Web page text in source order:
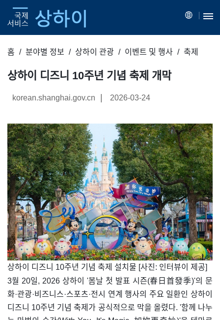
홈 분야별 정보 상하이 관광 이벤트 및 행사 축제
상하이 디즈니 10주년 기념 축제 개막
korean.shanghai.gov.cn | 2026-03-24
​상하이 디즈니 10주년 기념 축제 설치물 [사진: 인터뷰이 제공]
3월 20일, 2026 상하이 '봄날 첫 발표 시즌(春日首發季)'의 문
화·관광·비즈니스·스포츠·전시 연계 행사의 주요 일환인 상하이
디즈니 10주년 기념 축제가 공식적으로 막을 올렸다. '함께 나누